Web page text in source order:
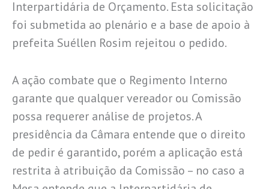
Interpartidária de Orçamento. Esta solicitação
foi submetida ao plenário e a base de apoio à
prefeita Suéllen Rosim rejeitou o pedido.
A ação combate que o Regimento Interno
garante que qualquer vereador ou Comissão
possa requerer análise de projetos. A
presidência da Câmara entende que o direito
de pedir é garantido, porém a aplicação está
restrita à atribuição da Comissão – no caso a